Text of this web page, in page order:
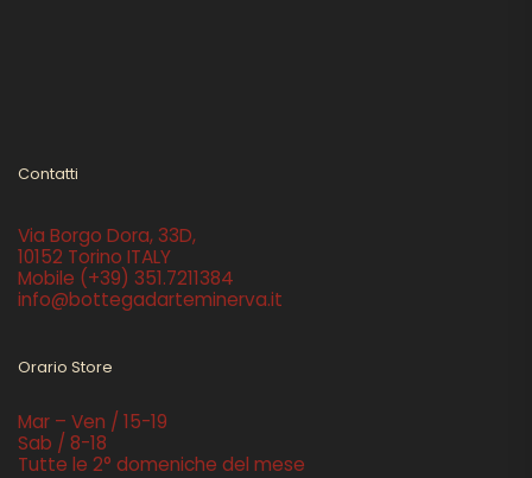
Contatti
Via Borgo Dora, 33D,
10152 Torino ITALY
Mobile (+39) 351.7211384
info@bottegadarteminerva.it
Orario Store
Mar – Ven / 15-19
Sab / 8-18
Tutte le 2° domeniche del mese